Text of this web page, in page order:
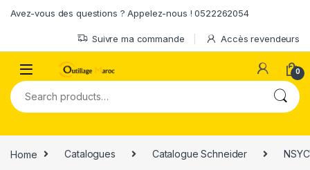
Avez-vous des questions ? Appelez-nous ! 0522262054
Suivre ma commande Accès revendeurs
0
Search for:
Home Catalogues Catalogue Schneider